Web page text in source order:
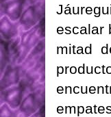
escalar
mitad